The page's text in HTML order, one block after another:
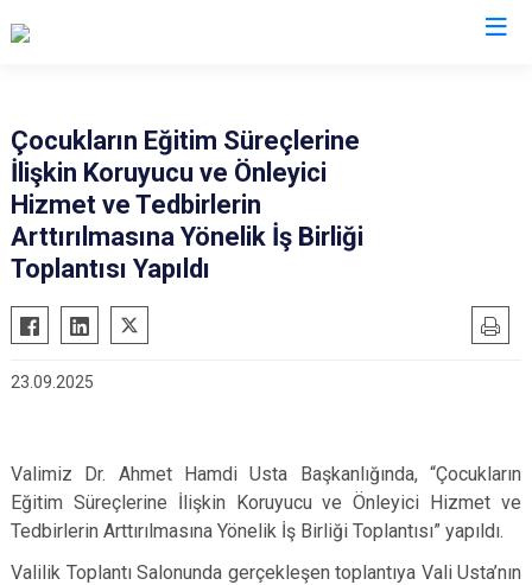
Çocukların Eğitim Süreçlerine
İlişkin Koruyucu ve Önleyici
Hizmet ve Tedbirlerin
Arttırılmasına Yönelik İş Birliği
Toplantısı Yapıldı
23.09.2025
Valimiz Dr. Ahmet Hamdi Usta Başkanlığında, “Çocukların
Eğitim Süreçlerine İlişkin Koruyucu ve Önleyici Hizmet ve
Tedbirlerin Arttırılmasına Yönelik İş Birliği Toplantısı” yapıldı.
Valilik Toplantı Salonunda gerçekleşen toplantıya Vali Usta’nın